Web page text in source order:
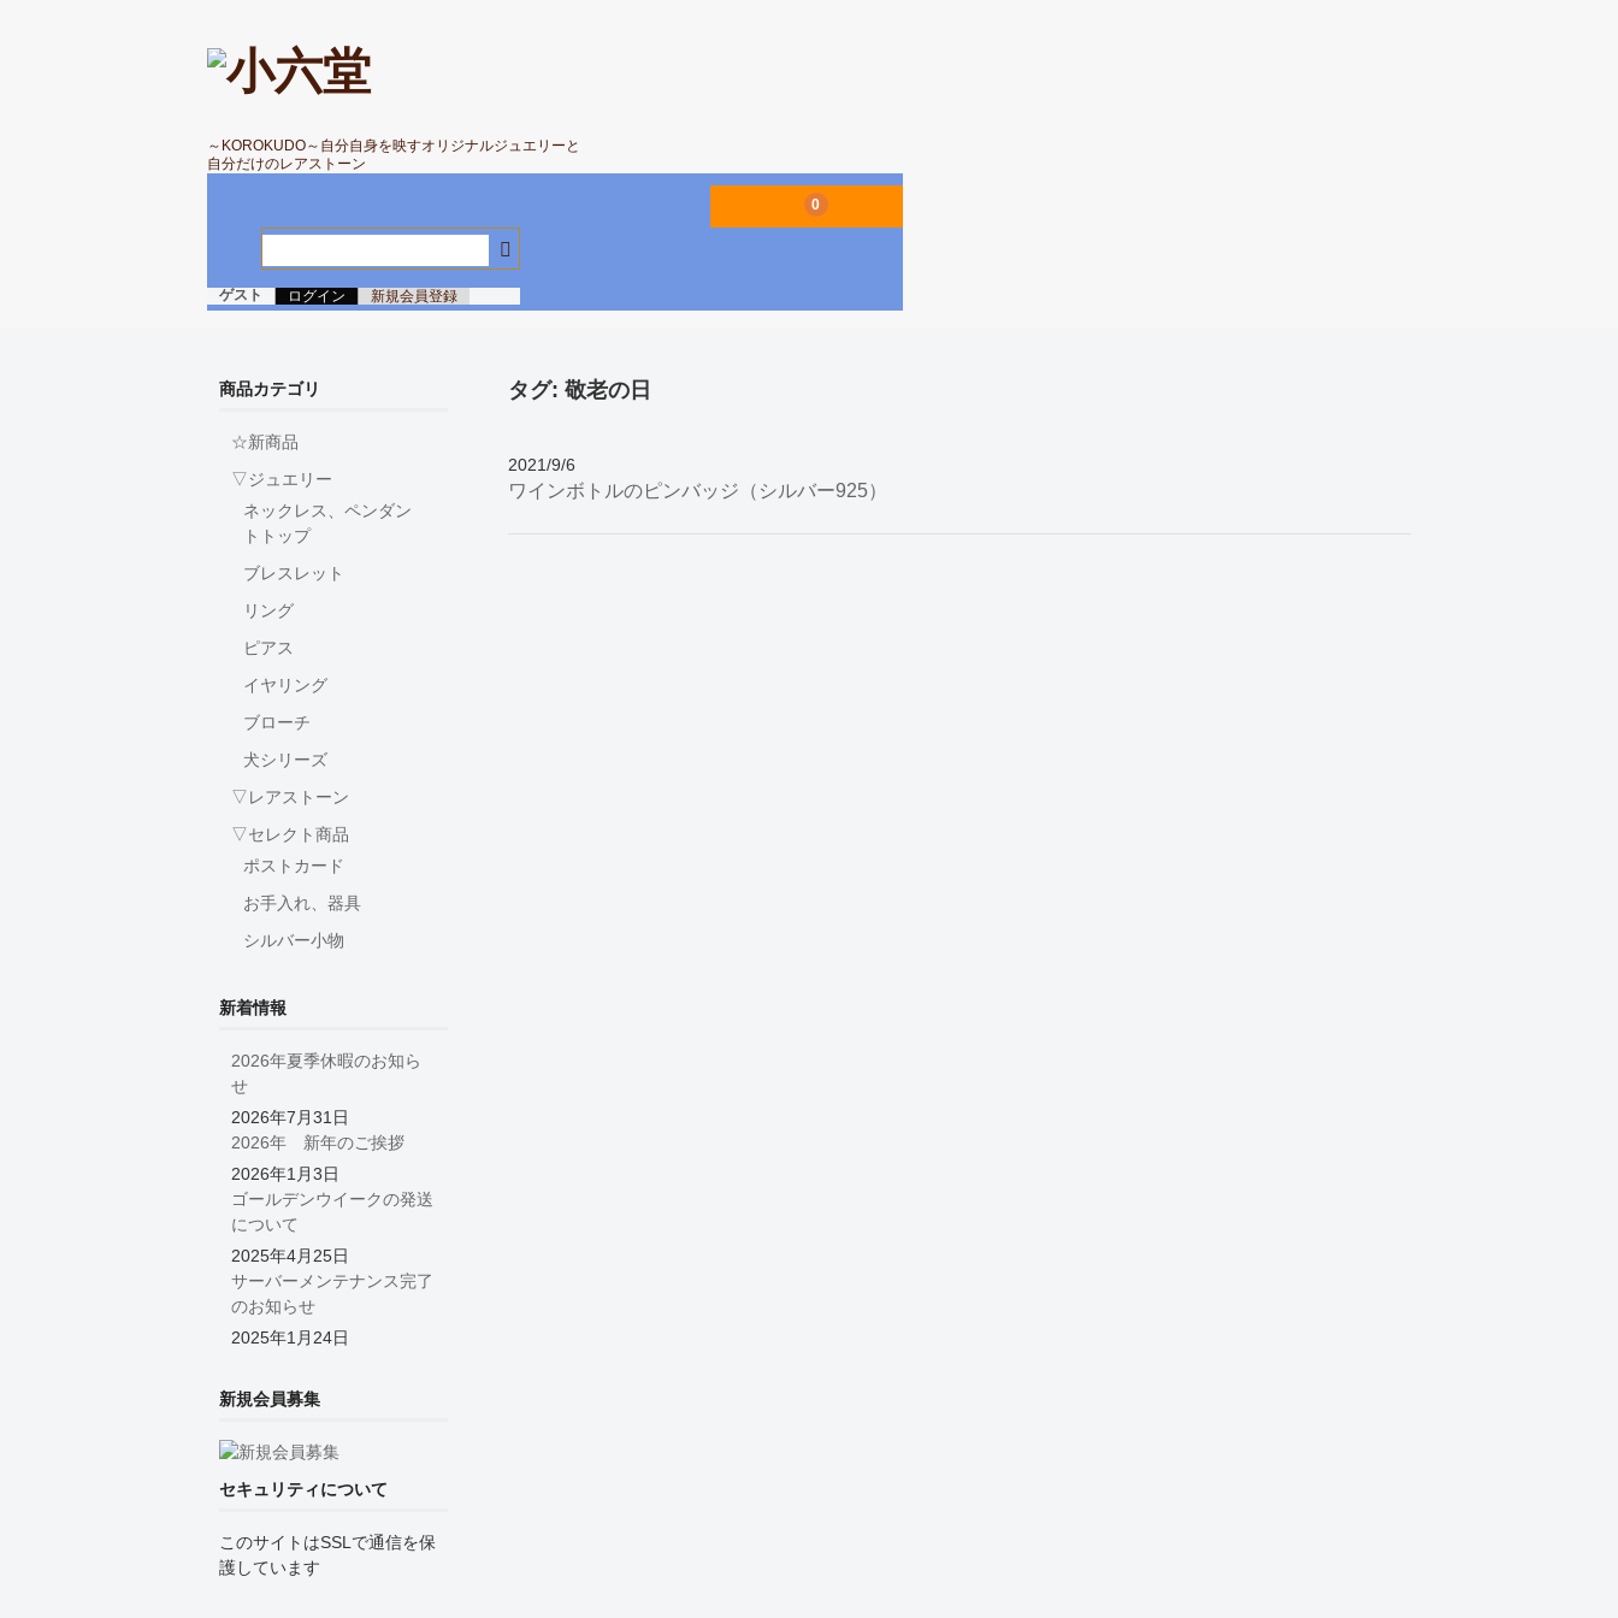
～KOROKUDO～自分自身を映すオリジナルジュエリーと
自分だけのレアストーン
0
ゲスト ログイン 新規会員登録
タグ: 敬老の日
2021/9/6
ワインボトルのピンバッジ（シルバー925）
商品カテゴリ
☆新商品
▽ジュエリー
ネックレス、ペンダン
トトップ
ブレスレット
リング
ピアス
イヤリング
ブローチ
犬シリーズ
▽レアストーン
▽セレクト商品
ポストカード
お手入れ、器具
シルバー小物
新着情報
2026年夏季休暇のお知ら
せ
2026年7月31日
2026年 新年のご挨拶
2026年1月3日
ゴールデンウイークの発送
について
2025年4月25日
サーバーメンテナンス完了
のお知らせ
2025年1月24日
新規会員募集
セキュリティについて
このサイトはSSLで通信を保
護しています